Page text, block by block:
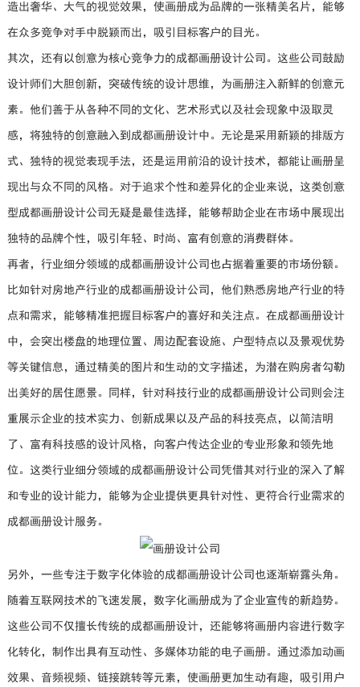
造出奢华、大气的视觉效果，使画册成为品牌的一张精美名片，能够
在众多竞争对手中脱颖而出，吸引目标客户的目光。
其次，还有以创意为核心竞争力的成都画册设计公司。这些公司鼓励
设计师们大胆创新，突破传统的设计思维，为画册注入新鲜的创意元
素。他们善于从各种不同的文化、艺术形式以及社会现象中汲取灵
感，将独特的创意融入到成都画册设计中。无论是采用新颖的排版方
式、独特的视觉表现手法，还是运用前沿的设计技术，都能让画册呈
现出与众不同的风格。对于追求个性和差异化的企业来说，这类创意
型成都画册设计公司无疑是最佳选择，能够帮助企业在市场中展现出
独特的品牌个性，吸引年轻、时尚、富有创意的消费群体。
再者，行业细分领域的成都画册设计公司也占据着重要的市场份额。
比如针对房地产行业的成都画册设计公司，他们熟悉房地产行业的特
点和需求，能够精准把握目标客户的喜好和关注点。在成都画册设计
中，会突出楼盘的地理位置、周边配套设施、户型特点以及景观优势
等关键信息，通过精美的图片和生动的文字描述，为潜在购房者勾勒
出美好的居住愿景。同样，针对科技行业的成都画册设计公司则会注
重展示企业的技术实力、创新成果以及产品的科技亮点，以简洁明
了、富有科技感的设计风格，向客户传达企业的专业形象和领先地
位。这类行业细分领域的成都画册设计公司凭借其对行业的深入了解
和专业的设计能力，能够为企业提供更具针对性、更符合行业需求的
成都画册设计服务。
另外，一些专注于数字化体验的成都画册设计公司也逐渐崭露头角。
随着互联网技术的飞速发展，数字化画册成为了企业宣传的新趋势。
这些公司不仅擅长传统的成都画册设计，还能够将画册内容进行数字
化转化，制作出具有互动性、多媒体功能的电子画册。通过添加动画
效果、音频视频、链接跳转等元素，使画册更加生动有趣，吸引用户